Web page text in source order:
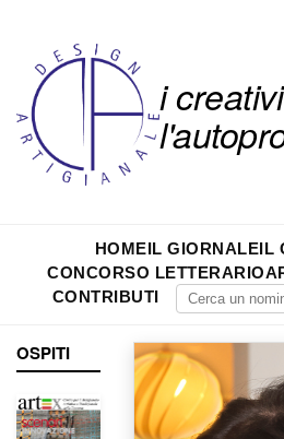
i
HOMEIL GIORNALEIL
CONCORSO LETTERARIO
CONTRIBUTI
OSPITI